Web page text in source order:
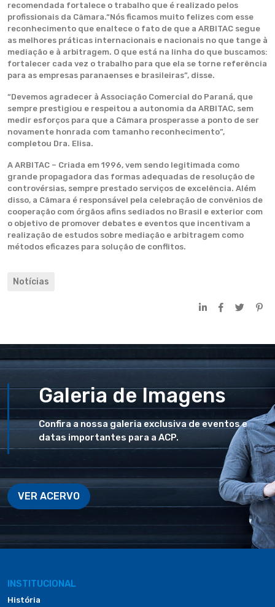
recomendada fortalece o trabalho que é realizado pelos
profissionais da Câmara.“Nós ficamos muito felizes com esse
reconhecimento que enaltece o fato de que a ARBITAC segue
as melhores práticas internacionais e nacionais no que tange à
mediação e à arbitragem. O que está na linha do que buscamos:
fortalecer cada vez o trabalho para que ela se torne referência
para as empresas paranaenses e brasileiras”, disse.
“Devemos agradecer à Associação Comercial do Paraná, que
sempre prestigiou e respeitou a autonomia da ARBITAC, sem
medir esforços para que a Câmara prosperasse a ponto de ser
novamente honrada com tamanho reconhecimento”,
completou Dra. Elisa.
A ARBITAC – Criada em 1996, vem sendo legitimada como
grande propagadora das formas adequadas de resolução de
controvérsias, sempre prestado serviços de excelência. Além
disso, a Câmara é responsável pela celebração de convênios de
cooperação com órgãos afins sediados no Brasil e exterior com
o objetivo de promover debates e eventos que incentivam a
realização de estudos sobre mediação e arbitragem como
métodos eficazes para solução de conflitos.
Notícias
Galeria de Imagens
Confira a nossa galeria exclusiva de eventos e
datas importantes para a ACP.
VER ACERVO
INSTITUCIONAL
História